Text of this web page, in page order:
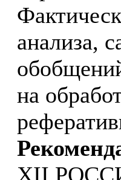
анализа,
на
XII